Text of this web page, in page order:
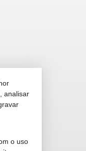
analisar
o uso